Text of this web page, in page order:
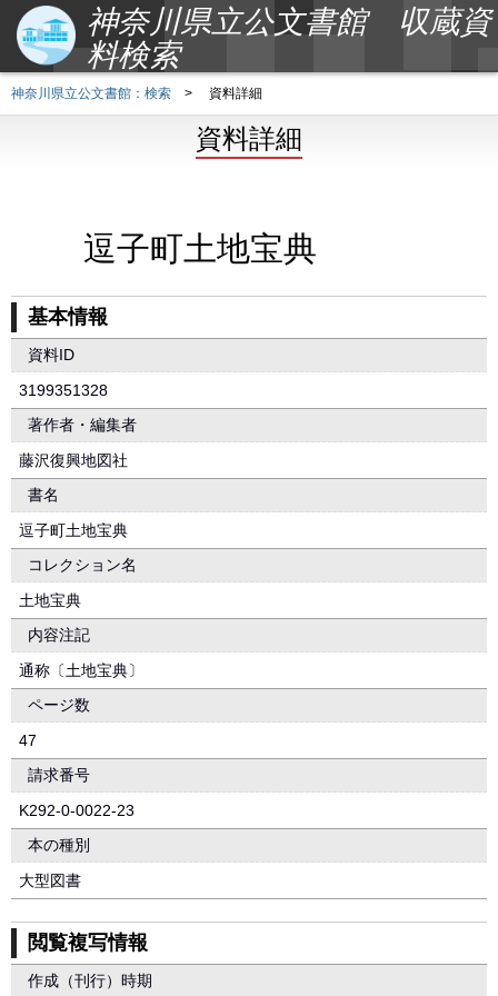
神奈川県立公文書館 収蔵資
料検索
神奈川県立公文書館：検索 > 資料詳細
資料詳細
逗子町土地宝典
基本情報
資料ID
3199351328
著作者・編集者
藤沢復興地図社
書名
逗子町土地宝典
コレクション名
土地宝典
内容注記
通称〔土地宝典〕
ページ数
47
請求番号
K292-0-0022-23
本の種別
大型図書
閲覧複写情報
作成（刊行）時期